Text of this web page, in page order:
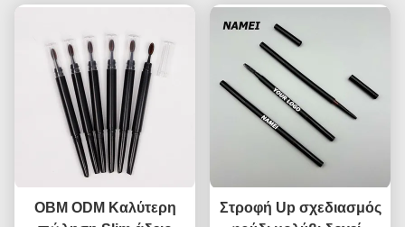
OBM ODM Καλύτερη
Στροφή Up σχεδιασμός